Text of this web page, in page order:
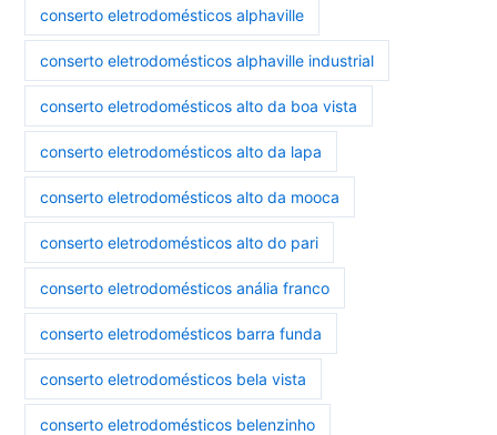
conserto eletrodomésticos alphaville
conserto eletrodomésticos alphaville industrial
conserto eletrodomésticos alto da boa vista
conserto eletrodomésticos alto da lapa
conserto eletrodomésticos alto da mooca
conserto eletrodomésticos alto do pari
conserto eletrodomésticos anália franco
conserto eletrodomésticos barra funda
conserto eletrodomésticos bela vista
conserto eletrodomésticos belenzinho